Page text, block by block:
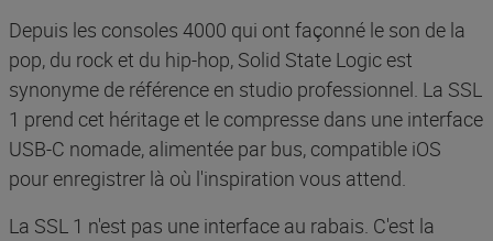
Depuis les consoles 4000 qui ont façonné le son de la
pop, du rock et du hip-hop, Solid State Logic est
synonyme de référence en studio professionnel. La SSL
1 prend cet héritage et le compresse dans une interface
USB-C nomade, alimentée par bus, compatible iOS
pour enregistrer là où l'inspiration vous attend.
La SSL 1 n'est pas une interface au rabais. C'est la